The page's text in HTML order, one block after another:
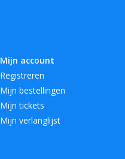
Mijn account
Registreren
Mijn bestellingen
Mijn tickets
Mijn verlanglijst